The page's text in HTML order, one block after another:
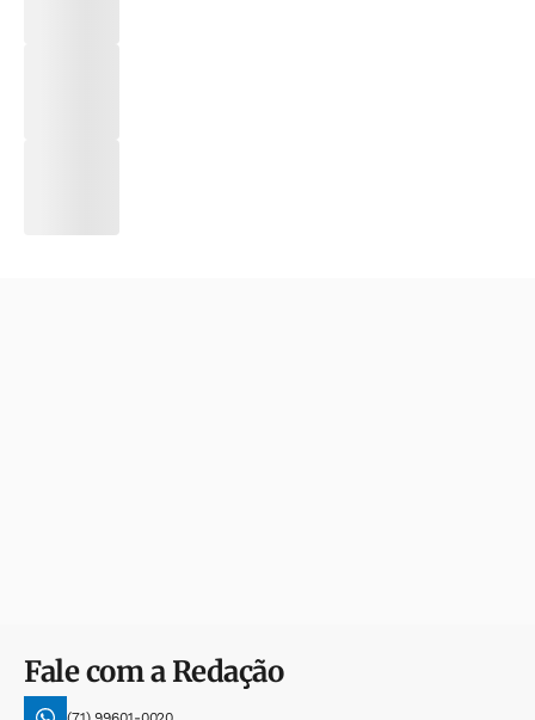
Fale com a Redação